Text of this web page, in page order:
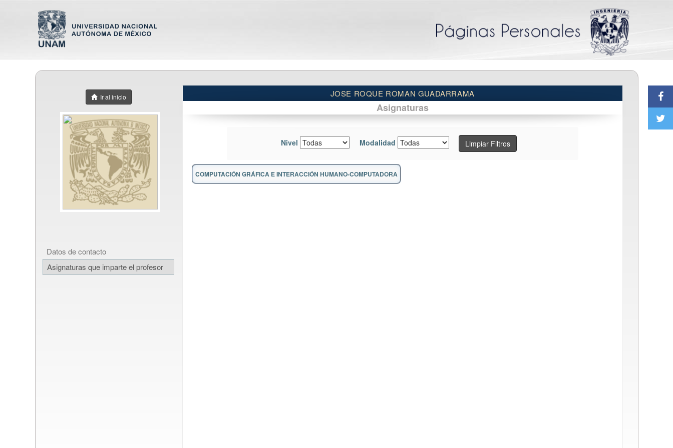
Ir al inicio
Datos de contacto
Asignaturas que imparte el profesor
JOSE ROQUE ROMAN GUADARRAMA
Asignaturas
Nivel Modalidad Limpiar Filtros
COMPUTACIÓN GRÁFICA E INTERACCIÓN HUMANO-COMPUTADORA